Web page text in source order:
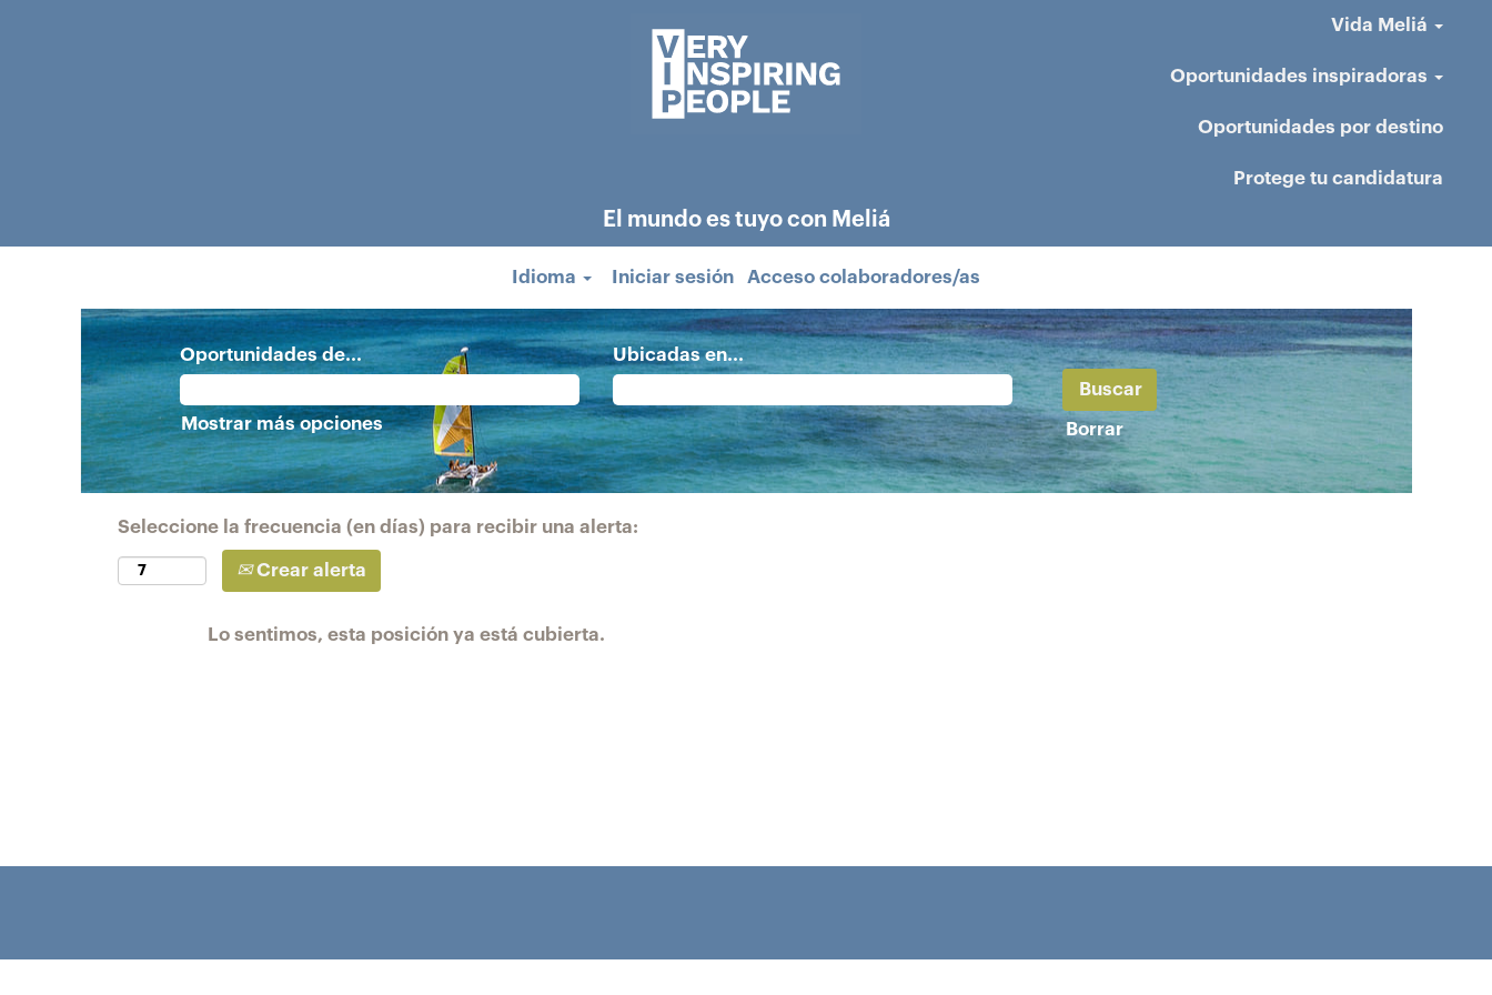
Vida Meliá
Oportunidades inspiradoras
Oportunidades por destino
Protege tu candidatura
El mundo es tuyo con Meliá
Idioma Iniciar sesión Acceso colaboradores/as
Oportunidades de... Ubicadas en...
Mostrar más opciones Borrar
Seleccione la frecuencia (en días) para recibir una alerta:
Crear alerta
Lo sentimos, esta posición ya está cubierta.